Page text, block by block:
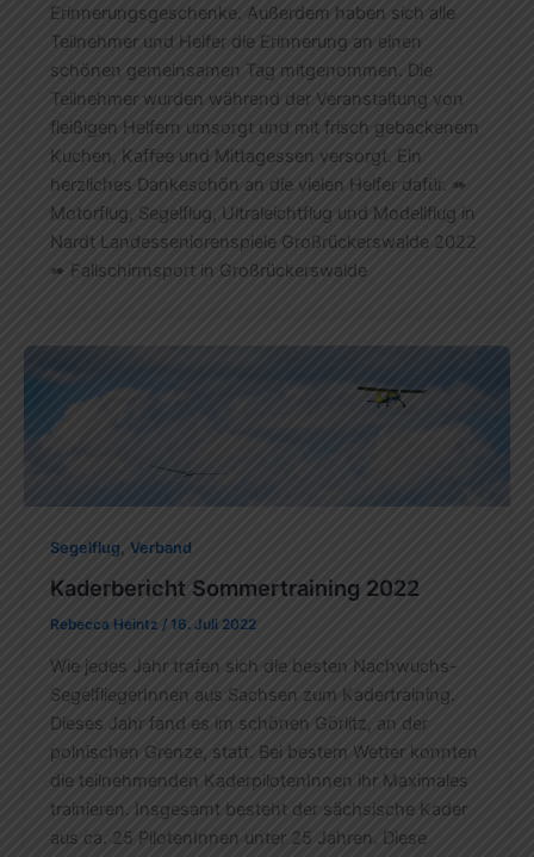
Erinnerungsgeschenke. Außerdem haben sich alle
Teilnehmer und Helfer die Erinnerung an einen
schönen gemeinsamen Tag mitgenommen. Die
Teilnehmer wurden während der Veranstaltung von
fleißigen Helfern umsorgt und mit frisch gebackenem
Kuchen, Kaffee und Mittagessen versorgt. Ein
herzliches Dankeschön an die vielen Helfer dafür. ➠
Motorflug, Segelflug, Ultraleichtflug und Modellflug in
Nardt Landesseniorenspiele Großrückerswalde 2022
➠ Fallschirmsport in Großrückerswalde
Segelflug , Verband
Kaderbericht Sommertraining 2022
Rebecca Heintz / 16. Juli 2022
Wie jedes Jahr trafen sich die besten Nachwuchs-
SegelfliegerInnen aus Sachsen zum Kadertraining.
Dieses Jahr fand es im schönen Görlitz, an der
polnischen Grenze, statt. Bei bestem Wetter konnten
die teilnehmenden KaderpilotenInnen ihr Maximales
trainieren. Insgesamt besteht der sächsische Kader
aus ca. 25 PilotenInnen unter 25 Jahren. Diese